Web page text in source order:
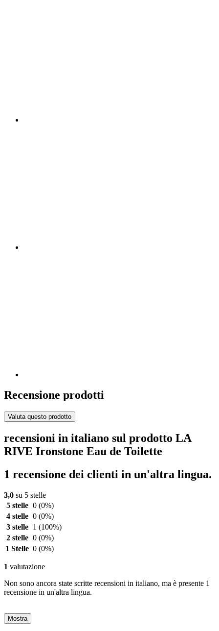
Recensione prodotti
Valuta questo prodotto
recensioni in italiano sul prodotto LA
RIVE Ironstone Eau de Toilette
1 recensione dei clienti in un'altra lingua.
3,0 su 5 stelle
5 stelle 0 (0%)
4 stelle 0 (0%)
3 stelle
1 (100%)
2 stelle 0 (0%)
1 Stelle 0 (0%)
1 valutazione
Non sono ancora state scritte recensioni in italiano, ma è presente 1
recensione in un'altra lingua.
Mostra